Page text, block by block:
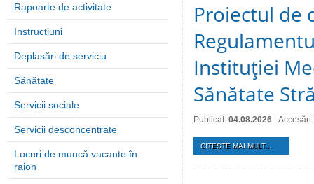
Rapoarte de activitate
Instrucțiuni
Deplasări de serviciu
Sănătate
Servicii sociale
Servicii desconcentrate
Locuri de muncă vacante în
raion
Proiectul de
Instituţiei
Sănătate
Publicat: 04.08.2026
CITEŞTE MAI MULT...